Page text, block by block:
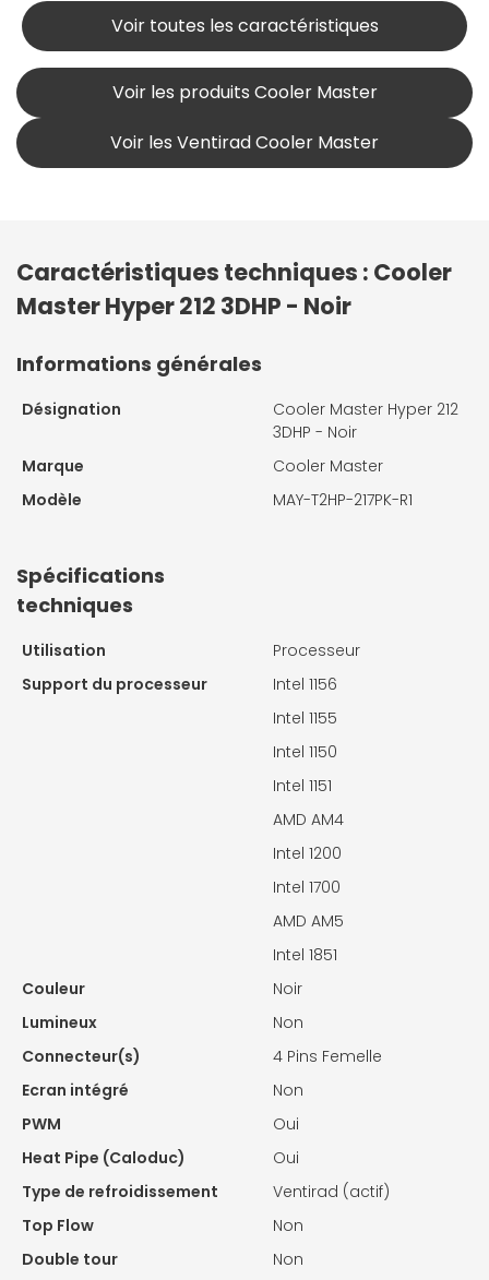
Voir toutes les caractéristiques
Voir les produits Cooler Master
Voir les Ventirad Cooler Master
Caractéristiques techniques : Cooler
Master Hyper 212 3DHP - Noir
Informations générales
Désignation
Cooler Master Hyper 212
3DHP - Noir
Marque
Cooler Master
Modèle
MAY-T2HP-217PK-R1
Spécifications
techniques
Utilisation
Processeur
Support du processeur
Intel 1156
Intel 1155
Intel 1150
Intel 1151
AMD AM4
Intel 1200
Intel 1700
AMD AM5
Intel 1851
Couleur
Noir
Lumineux
Non
Connecteur(s)
4 Pins Femelle
Ecran intégré
Non
PWM
Oui
Heat Pipe (Caloduc)
Oui
Type de refroidissement
Ventirad (actif)
Top Flow
Non
Double tour
Non